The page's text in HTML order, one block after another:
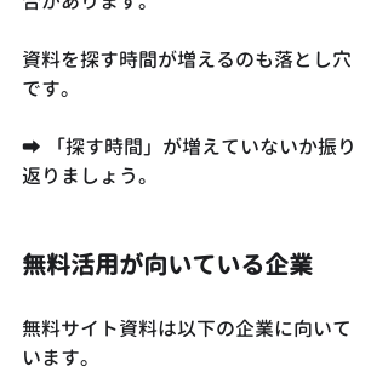
資料を探す時間が増えるのも落とし穴
です。
➡ 「探す時間」が増えていないか振り
返りましょう。
無料活用が向いている企業
無料サイト資料は以下の企業に向いて
います。